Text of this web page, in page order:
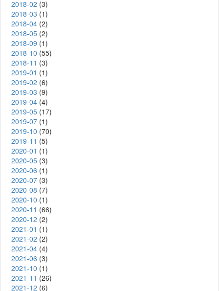
2018-02 (3)
2018-03 (1)
2018-04 (2)
2018-05 (2)
2018-09 (1)
2018-10 (55)
2018-11 (3)
2019-01 (1)
2019-02 (6)
2019-03 (9)
2019-04 (4)
2019-05 (17)
2019-07 (1)
2019-10 (70)
2019-11 (5)
2020-01 (1)
2020-05 (3)
2020-06 (1)
2020-07 (3)
2020-08 (7)
2020-10 (1)
2020-11 (66)
2020-12 (2)
2021-01 (1)
2021-02 (2)
2021-04 (4)
2021-06 (3)
2021-10 (1)
2021-11 (26)
2021-12 (6)